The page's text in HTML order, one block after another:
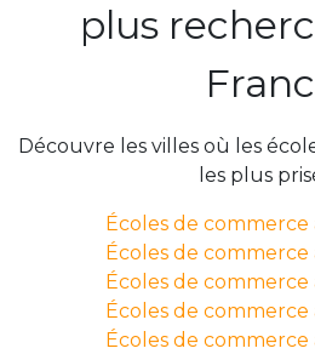
plus
Découvre les villes où les
les plus
Écoles de commerce
Écoles de
Écoles de
Écoles de commerce
Écoles de commerce